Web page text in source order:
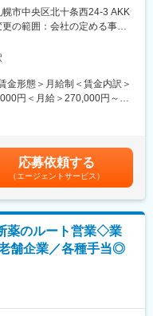
な目標や数字に対する過度
との関係性構築が出来、信
実績もついてくる環境で
ていただきます。また、薬
の抑制の取り組みを実施し
は退社できるように各支店
キャリアアップをしていき
とを期待しています。
「経営支援・コンサルティ
ン
機関の経営課題に真正面か
得られる仕事
し、当社の薬局経営サポー
いただきます。
ビスです。
っています。（お客様希望
策を提案するため、医薬品
強みとして活かせます。商
良い薬局経営になるか」を
の高い仕事です。
市中央区北十条西24-3 AKK
の範囲：会社の定める事業
金形態＞月給制＜賃金内訳＞
円＜月給＞270,000円～
あります。月給(月額)は固定手
応募依頼する
（エージェントサービス）
薬のルート営業◇業
舗企業／各種手当◎